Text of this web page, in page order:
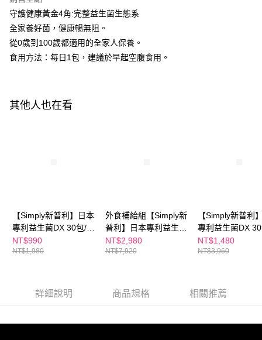
１．簡單：不需註冊會員、不需綁卡、不需儲值。
２．便利：只要手機號碼，簡訊認證，即可結帳。
３．安心：先確認商品／服務後，再付款。
【「AFTEE先享後付」結帳流程】
３．收到繳費通知簡訊後14天內，點擊此簡訊中的連結，可透過四大超商／
ATM／網路銀行／等多元方式進行付款，方視為交易完成。
易，需依本服務之必要範圍內提供個人資料，並將交易相關給付款項請求債
權轉讓予恩沛科技股份有限公司。
２．關於個人資料處理事宜，請瀏覽以下網址：
https://aftee.tw/terms/#terms3
４．使用「AFTEE先享後付」時，將依據個別帳號之用戶狀況，依本公司即
５．嚴禁一人註冊多個帳號或使用他人資訊註冊。若發現惡意使用之情形，
運送方式
全家付款取貨
每筆NT$100，滿NT$600(含以上)免運費
付款後7-11取貨
每筆NT$100，滿NT$600(含以上)免運費
守護健康黃金4角:完整益生菌生態系
全家養好菌，健康暢無阻。
從0歲到100歲都適用的全家人保養。
食用方法：每日1包，建議於早起空腹食用。
其他人也在看
【Simply新普利】日本
專利益生菌DX 30包/盒
(x1盒) 張語希推薦 300
億活酵益生菌 孕婦兒
NT$990
NT$1,980
外食補給組【Simply新
普利】日本專利益生菌
DX 30包(x4盒) 張語希
推薦 300億活酵益生菌
NT$2,980
NT$7,920
【Simply新普利
專利益生菌DX
(x2盒) 張語希推
億活酵益生菌 孕婦兒
NT$1,480
NT$3,960
詳細說明 商品規格 相關推薦